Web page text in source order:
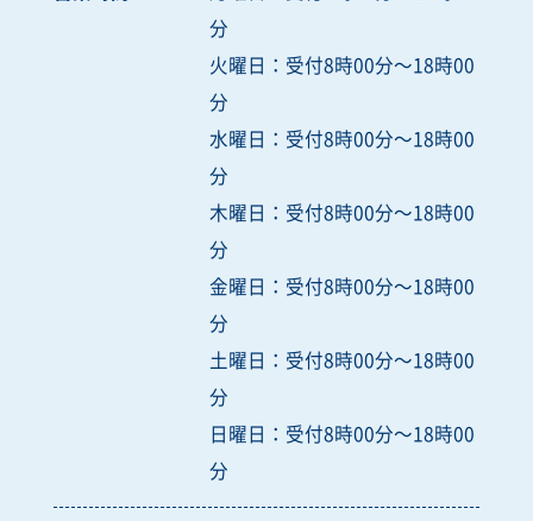
分
火曜日：受付8時00分～18時00
分
水曜日：受付8時00分～18時00
分
木曜日：受付8時00分～18時00
分
金曜日：受付8時00分～18時00
分
土曜日：受付8時00分～18時00
分
日曜日：受付8時00分～18時00
分